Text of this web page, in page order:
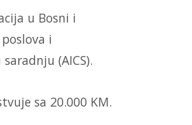
u Bosni i
i
(AICS).
sa 20.000 KM.